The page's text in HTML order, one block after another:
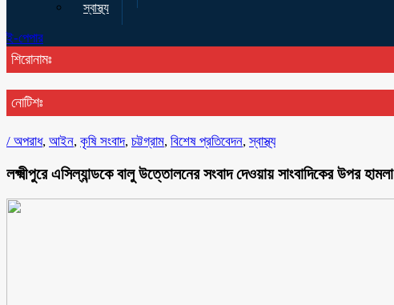
স্বাস্থ্য
ই-পেপার
শিরোনামঃ
নোটিশঃ
/ অপরাধ, আইন, কৃষি সংবাদ, চট্টগ্রাম, বিশেষ প্রতিবেদন,স্বাস্থ্য
লক্ষ্মীপুরে এসিল্যান্ডকে বালু উত্তোলনের সংবাদ দেওয়ায় সাংবাদিকের উপর হামলা